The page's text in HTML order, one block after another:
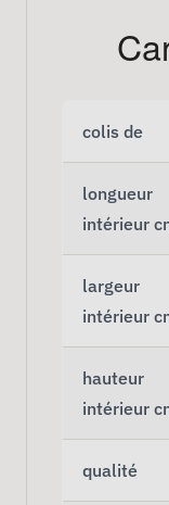
colis de
longueur
intérieur
largeur
intérieur
hauteur
intérieur
qualité